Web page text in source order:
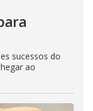
sucessos do
ao